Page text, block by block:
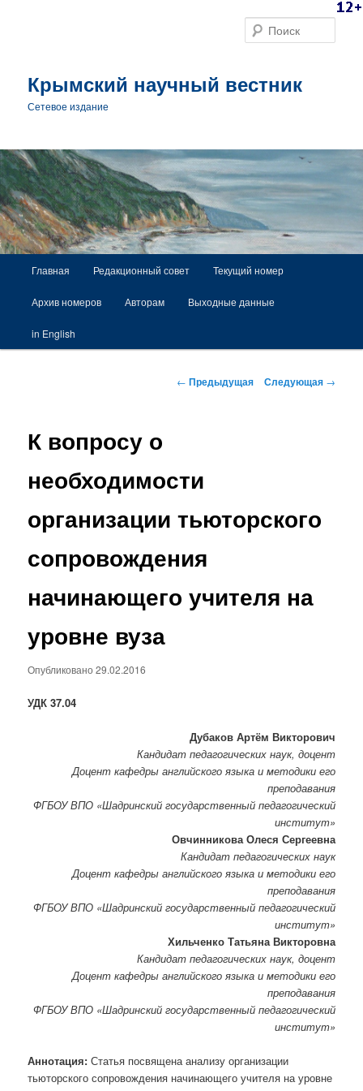
Крымский научный вестник
Сетевое издание
Перейти к основному содержимому
Главная Редакционный совет Текущий номер
Архив номеров Авторам Выходные данные
in English
Навигация по записям
← Предыдущая Следующая →
К вопросу о
необходимости
организации тьюторского
сопровождения
начинающего учителя на
уровне вуза
Опубликовано29.02.2016
УДК 37.04
Дубаков Артём Викторович
Кандидат педагогических наук, доцент
Доцент кафедры английского языка и методики его
преподавания
ФГБОУ ВПО «Шадринский государственный педагогический
институт»
Овчинникова Олеся Сергеевна
Кандидат педагогических наук
Доцент кафедры английского языка и методики его
преподавания
ФГБОУ ВПО «Шадринский государственный педагогический
институт»
Хильченко Татьяна Викторовна
Кандидат педагогических наук, доцент
Доцент кафедры английского языка и методики его
преподавания
ФГБОУ ВПО «Шадринский государственный педагогический
институт»
Аннотация: Статья посвящена анализу организации
тьюторского сопровождения начинающего учителя на уровне